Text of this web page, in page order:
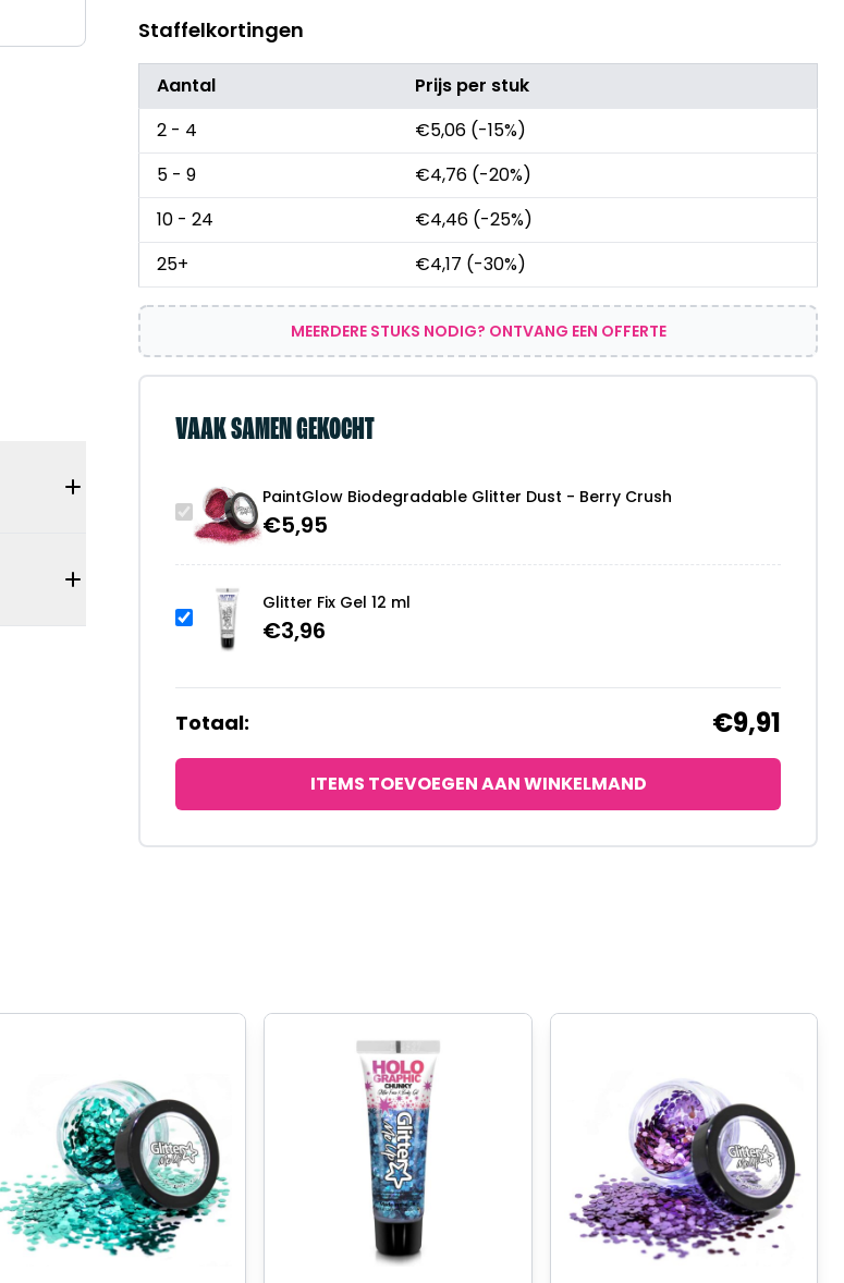
Staffelkortingen
Aantal
Prijs per stuk
2 - 4
€5,06 (-15%)
5 - 9
€4,76 (-20%)
10 - 24
€4,46 (-25%)
25+
€4,17 (-30%)
MEERDERE STUKS NODIG? ONTVANG EEN OFFERTE
VAAK SAMEN GEKOCHT
PaintGlow Biodegradable Glitter Dust - Berry Crush
€5,95
Glitter Fix Gel 12 ml
€3,96
Totaal: €9,91
ITEMS TOEVOEGEN AAN WINKELMAND